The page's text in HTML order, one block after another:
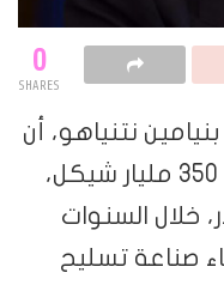
0
SHARES
نتنياهو، أن
حكومته تعتزم استثمار نحو 350 مليار شيكل،
دولار، خلال السنوات
صناعة تسليح